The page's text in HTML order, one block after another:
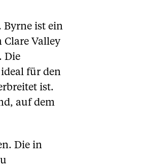
Byrne ist ein
Clare Valley
Die
für den
ist.
auf dem
Die in